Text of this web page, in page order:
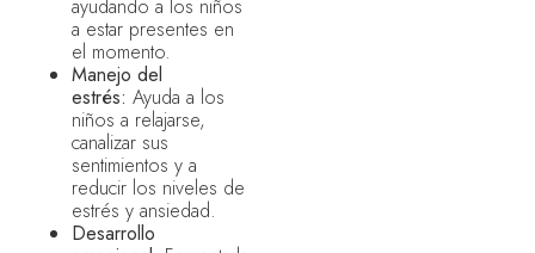
ayudando a los niños
a estar presentes en
el momento.
Manejo del
estrés: Ayuda a los
niños a relajarse,
canalizar sus
sentimientos y a
reducir los niveles de
estrés y ansiedad.
Desarrollo